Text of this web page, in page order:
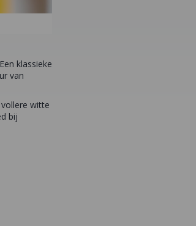
klassieke
van
witte
bij